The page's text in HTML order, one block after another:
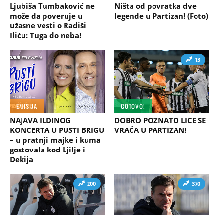
Ljubiša Tumbaković ne
može da poveruje u
užasne vesti o Radiši
Iliću: Tuga do neba!
Ništa od povratka dve
legende u Partizan! (Foto)
EMISIJA
NAJAVA ILDINOG
KONCERTA U PUSTI BRIGU
– u pratnji majke i kuma
gostovala kod Ljilje i
Dekija
13
GOTOVO!
DOBRO POZNATO LICE SE
VRAĆA U PARTIZAN!
200 370